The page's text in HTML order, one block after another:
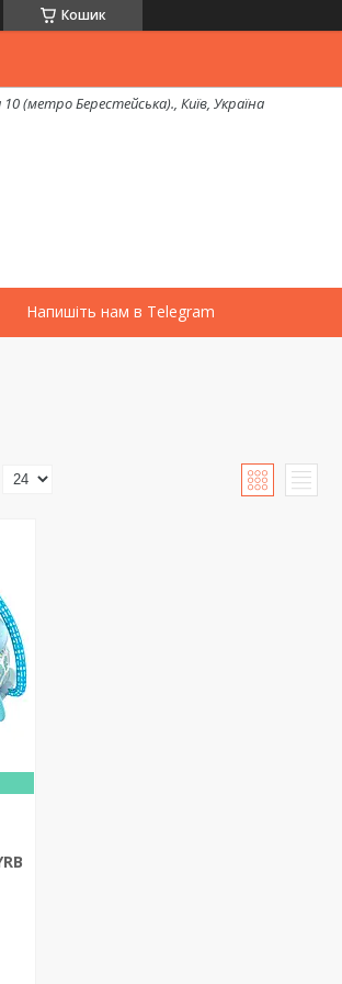
Кошик
10 (метро Берестейська)., Київ, Україна
Напишіть нам в Telegram